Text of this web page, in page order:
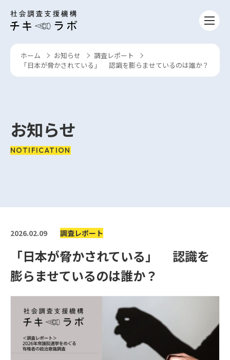
コンテンツへスキップ
ホーム お知らせ 調査レポート
「日本が脅かされている」 認識を膨らませているのは誰か？
お知らせ
NOTIFICATION
2026.02.09 調査レポート
「日本が脅かされている」 認識を
膨らませているのは誰か？